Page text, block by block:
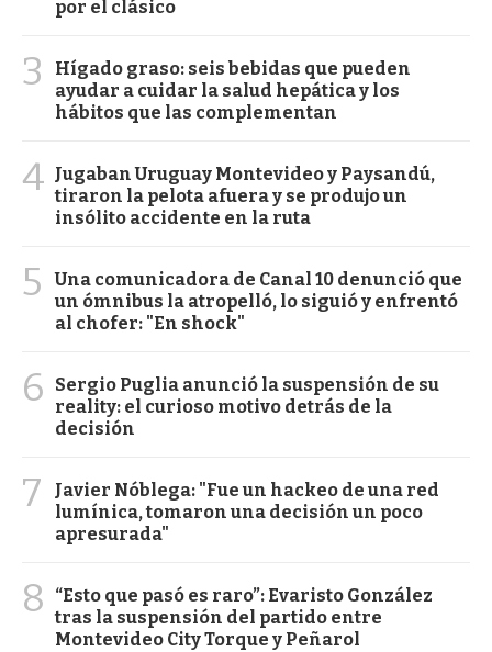
por el clásico
3
Hígado graso: seis bebidas que pueden
ayudar a cuidar la salud hepática y los
hábitos que las complementan
4 Jugaban Uruguay Montevideo y Paysandú,
tiraron la pelota afuera y se produjo un
insólito accidente en la ruta
5
Una comunicadora de Canal 10 denunció que
un ómnibus la atropelló, lo siguió y enfrentó
al chofer: "En shock"
6
Sergio Puglia anunció la suspensión de su
reality: el curioso motivo detrás de la
decisión
7
Javier Nóblega: "Fue un hackeo de una red
lumínica, tomaron una decisión un poco
apresurada"
8
“Esto que pasó es raro”: Evaristo González
tras la suspensión del partido entre
Montevideo City Torque y Peñarol